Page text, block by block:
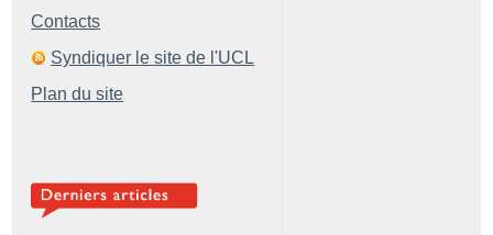
Contacts
Syndiquer le site de l'UCL
Plan du site